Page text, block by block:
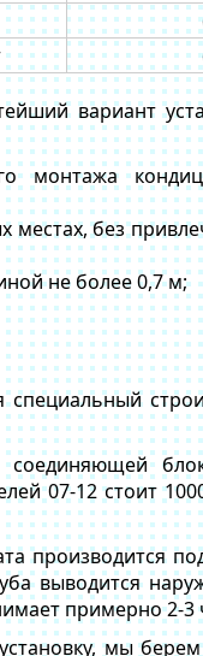
вариант
монтажа
местах, без
не более 0,7 м;
специальный
соединяющей
07-12 стоит
производится
выводится
примерно 2-3
мы